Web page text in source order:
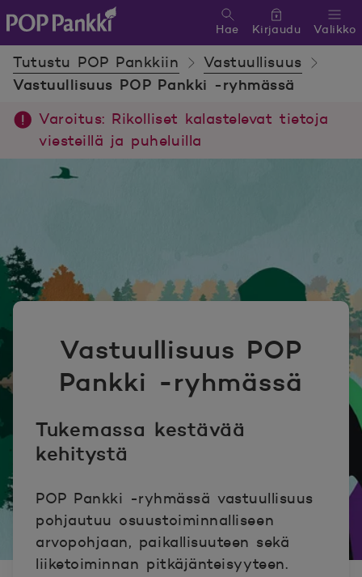
POP Pankki, etusivulle
Valikko
Hae Kirjaudu
Tutustu POP Pankkiin Vastuullisuus
Vastuullisuus POP Pankki -ryhmässä
Varoitus: Rikolliset kalastelevat tietoja
viesteillä ja puheluilla
Vastuullisuus POP
Pankki -ryhmässä
Tukemassa kestävää
kehitystä
POP Pankki -ryhmässä vastuullisuus
pohjautuu osuustoiminnalliseen
arvopohjaan, paikallisuuteen sekä
liiketoiminnan pitkäjänteisyyteen.